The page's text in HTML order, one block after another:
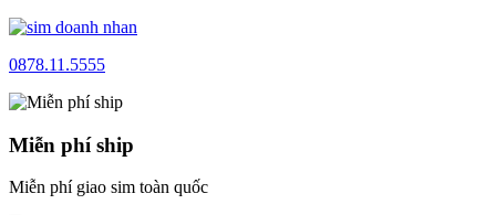
0878.11.5555
Miễn phí ship
Miễn phí giao sim toàn quốc